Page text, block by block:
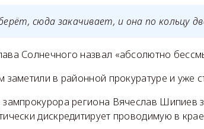
сюда закачивает, и она по кольцу
Солнечного назвал «абсолютно
заметили в районной прокуратуре и уже
зампрокурора региона Вячеслав Шипиев
дискредитирует проводимую в